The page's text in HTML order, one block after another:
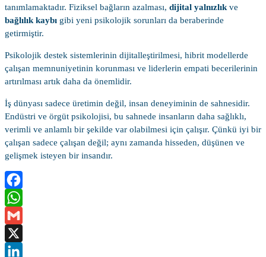
tanımlamaktadır. Fiziksel bağların azalması, dijital yalnızlıkve
bağlılık kaybı gibi yeni psikolojik sorunları da beraberinde
getirmiştir.
Psikolojik destek sistemlerinin dijitalleştirilmesi, hibrit modellerde
çalışan memnuniyetinin korunması ve liderlerin empati becerilerinin
artırılması artık daha da önemlidir.
İş dünyası sadece üretimin değil, insan deneyiminin de sahnesidir.
Endüstri ve örgüt psikolojisi, bu sahnede insanların daha sağlıklı,
verimli ve anlamlı bir şekilde var olabilmesi için çalışır. Çünkü iyi bir
çalışan sadece çalışan değil; aynı zamanda hisseden, düşünen ve
gelişmek isteyen bir insandır.
Facebook
WhatsApp
Gmail
X